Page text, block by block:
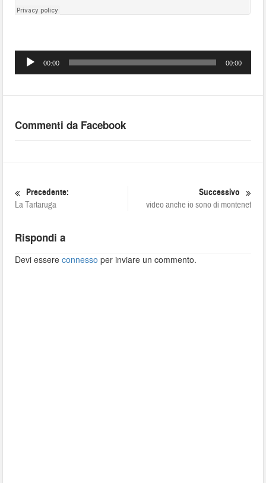
Audio
Player
00:00 00:00
Commenti da Facebook
Precedente:
La Tartaruga
Successivo
video anche io sono di montenet
Rispondi a
Devi essereconnesso per inviare un commento.